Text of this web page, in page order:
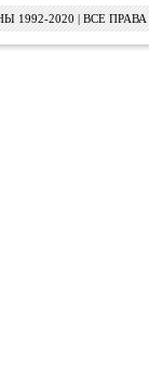
2020 | ВСЕ